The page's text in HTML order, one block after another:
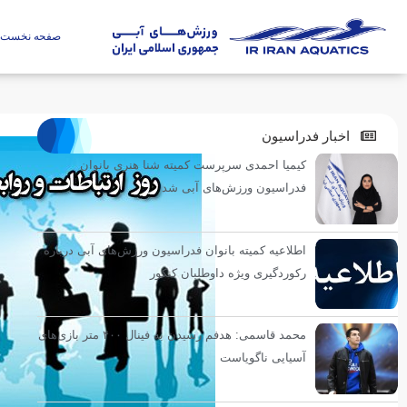
صفحه نخست
اخبار فدراسیون
کیمیا احمدی سرپرست کمیته شنا هنری بانوان
فدراسیون ورزش‌های آبی شد
اطلاعیه کمیته بانوان فدراسیون ورزش‌های آبی درباره
رکوردگیری ویژه داوطلبان کنکور
محمد قاسمی: هدفم رسیدن به فینال ۴۰۰ متر بازی‌های
آسیایی ناگویاست